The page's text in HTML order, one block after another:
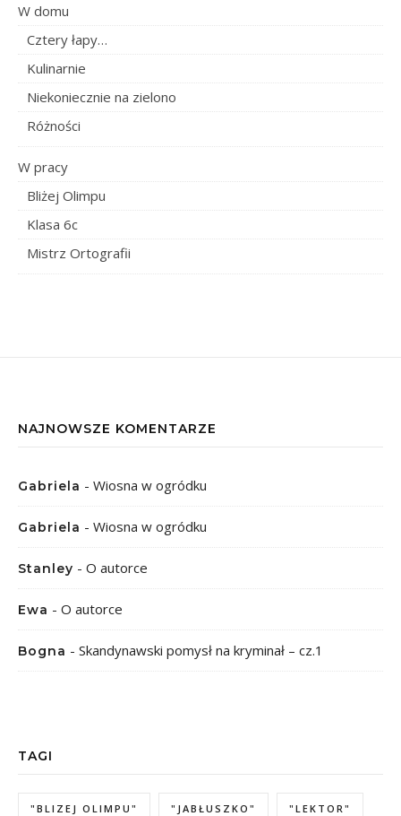
W domu
Cztery łapy…
Kulinarnie
Niekoniecznie na zielono
Różności
W pracy
Bliżej Olimpu
Klasa 6c
Mistrz Ortografii
NAJNOWSZE KOMENTARZE
Gabriela - Wiosna w ogródku
Gabriela - Wiosna w ogródku
Stanley - O autorce
Ewa - O autorce
Bogna - Skandynawski pomysł na kryminał – cz.1
TAGI
"BLIZEJ OLIMPU" "JABŁUSZKO" "LEKTOR"